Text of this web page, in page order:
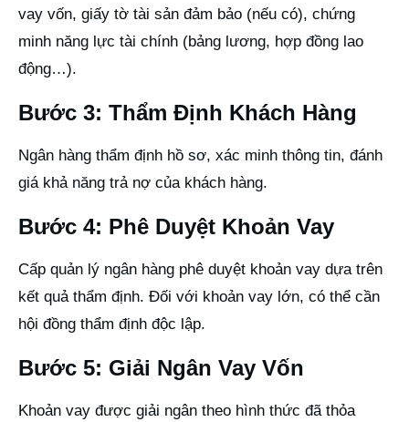
vay vốn, giấy tờ tài sản đảm bảo (nếu có), chứng
minh năng lực tài chính (bảng lương, hợp đồng lao
động…).
Bước 3: Thẩm Định Khách Hàng
Ngân hàng thẩm định hồ sơ, xác minh thông tin, đánh
giá khả năng trả nợ của khách hàng.
Bước 4: Phê Duyệt Khoản Vay
Cấp quản lý ngân hàng phê duyệt khoản vay dựa trên
kết quả thẩm định. Đối với khoản vay lớn, có thể cần
hội đồng thẩm định độc lập.
Bước 5: Giải Ngân Vay Vốn
Khoản vay được giải ngân theo hình thức đã thỏa